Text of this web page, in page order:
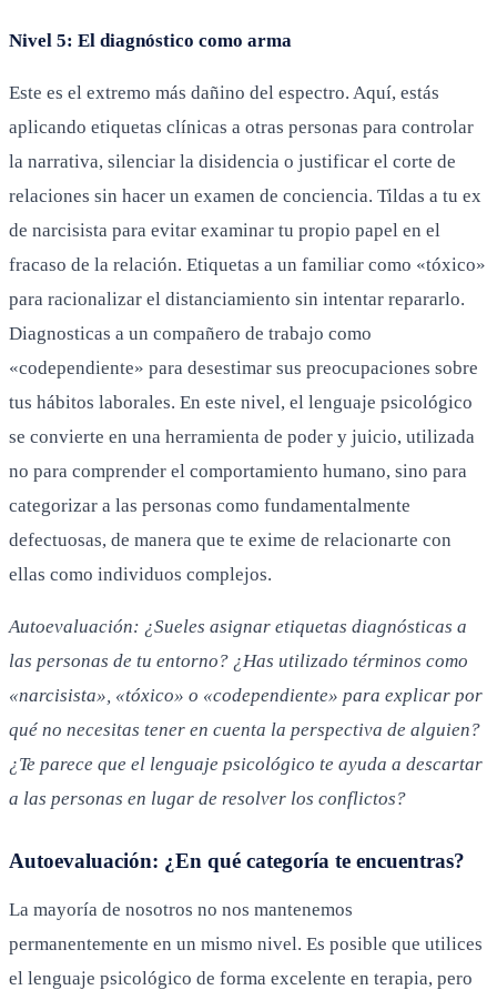
Nivel 5: El diagnóstico como arma
Este es el extremo más dañino del espectro. Aquí, estás
aplicando etiquetas clínicas a otras personas para controlar
la narrativa, silenciar la disidencia o justificar el corte de
relaciones sin hacer un examen de conciencia. Tildas a tu ex
de narcisista para evitar examinar tu propio papel en el
fracaso de la relación. Etiquetas a un familiar como «tóxico»
para racionalizar el distanciamiento sin intentar repararlo.
Diagnosticas a un compañero de trabajo como
«codependiente» para desestimar sus preocupaciones sobre
tus hábitos laborales. En este nivel, el lenguaje psicológico
se convierte en una herramienta de poder y juicio, utilizada
no para comprender el comportamiento humano, sino para
categorizar a las personas como fundamentalmente
defectuosas, de manera que te exime de relacionarte con
ellas como individuos complejos.
Autoevaluación: ¿Sueles asignar etiquetas diagnósticas a
las personas de tu entorno? ¿Has utilizado términos como
«narcisista», «tóxico» o «codependiente» para explicar por
qué no necesitas tener en cuenta la perspectiva de alguien?
¿Te parece que el lenguaje psicológico te ayuda a descartar
a las personas en lugar de resolver los conflictos?
Autoevaluación: ¿En qué categoría te encuentras?
La mayoría de nosotros no nos mantenemos
permanentemente en un mismo nivel. Es posible que utilices
el lenguaje psicológico de forma excelente en terapia, pero